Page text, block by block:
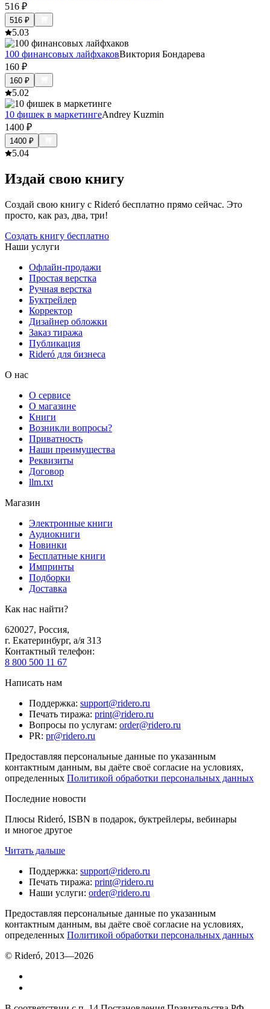
516 ₽
516 ₽
5.03
100 финансовых лайфхаковВиктория Бондарева
160 ₽
160 ₽
5.02
10 фишек в маркетингеAndrey Kuzmin
1400 ₽
1400 ₽
5.04
Издай свою книгу
Создай свою книгу с Rideró бесплатно прямо сейчас. Это
просто, как раз, два, три!
Создать книгу бесплатно
Наши услуги
Офлайн-продажи
Простая верстка
Ручная верстка
Буктрейлер
Корректор
Дизайнер обложки
Заказ тиража
Публикация
Rideró для бизнеса
О нас
О сервисе
О магазине
Книги
Возникли вопросы?
Приватность
Наши преимущества
Реквизиты
Договор
llm.txt
Магазин
Электронные книги
Аудиокниги
Новинки
Бесплатные книги
Импринты
Подборки
Доставка
Как нас найти?
620027, Россия,
г. Екатеринбург, а/я 313
Контактный телефон:
8 800 500 11 67
Написать нам
Поддержка: support@ridero.ru
Печать тиража: print@ridero.ru
Вопросы по услугам: order@ridero.ru
PR: pr@ridero.ru
Предоставляя персональные данные по указанным
контактным данным, вы даёте своё согласие на условиях,
определенных Политикой обработки персональных данных
Последние новости
Плюсы Rideró, ISBN в подарок, буктрейлеры, вебинары
и многое другое
Читать дальше
Поддержка: support@ridero.ru
Печать тиража: print@ridero.ru
Наши услуги: order@ridero.ru
Предоставляя персональные данные по указанным
контактным данным, вы даёте своё согласие на условиях,
определенных Политикой обработки персональных данных
© Rideró, 2013—2026